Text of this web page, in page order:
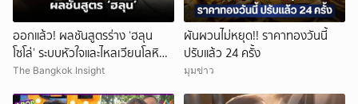
ออกแล้ว! ผลชันสูตรร่าง ‘ฮลุน
โซโล่’ ระบบหัวใจและไหลเวียนโลหิต
ล้มเหลว
The Bangkok Insight
ผันผวนไม่หยุด!! ราคาทองวันนี้
ปรับแล้ว 24 ครั้ง
มุมข่าว